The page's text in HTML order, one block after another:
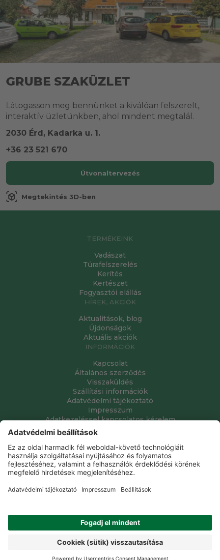
GRUBE SZAKÜZLET
Látogasson meg bennünket a kiválóan felszerelt,
interaktív üzletünkben, ahol mindent megtalál.
2030 Érd, Kadarka u. 1.
+36 23 521 670
Útvonaltervezés
view_in_ar Megtekintés 3D-ben
TERMÉKEINK
Vadászat
Túrafelszerelés
Kerítés
Kertészet
Fogyasztói elállás
HÍREK, AKCIÓK
Aktualitások, blog
Újdonságok
Aktuális akciók
INFORMÁCIÓK
Kapcsolat
Általános szerződés
Visszaküldés
Szállítási információk
Adatvédelmi tájékoztató
Impresszum
Adatkezeléssel kapcsolatos kérelem
Grube Kft. © 2009 - 2026. Minden jog fenntartva. All rights
reserved.
Tervezte és készítette:
Vision-Software, az Octopus 8 ERP
forgalmazója.